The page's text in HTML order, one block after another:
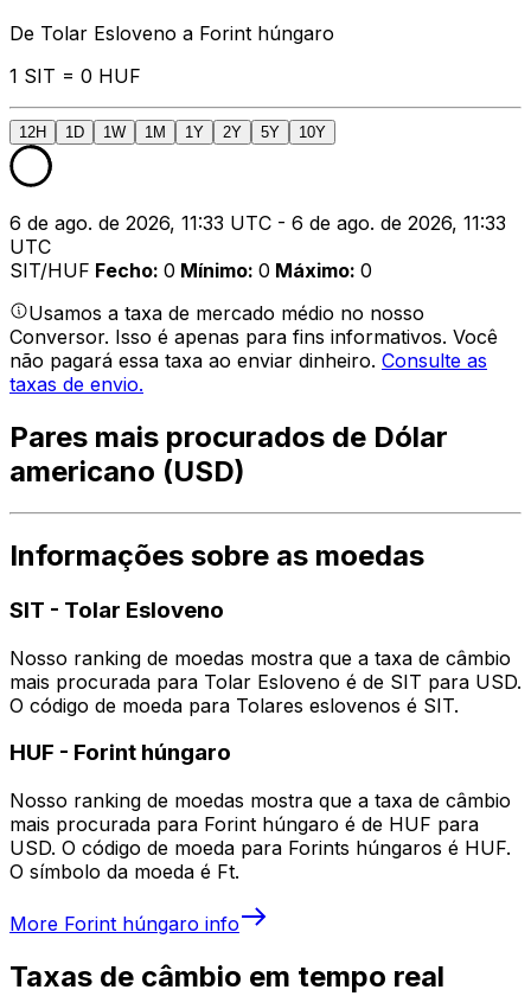
De Tolar Esloveno a Forint húngaro
1 SIT = 0 HUF
12H 1D 1W 1M 1Y 2Y 5Y 10Y
6 de ago. de 2026, 11:33 UTC - 6 de ago. de 2026, 11:33
UTC
SIT/HUF Fecho: 0 Mínimo: 0 Máximo: 0
Usamos a taxa de mercado médio no nosso
Conversor. Isso é apenas para fins informativos. Você
não pagará essa taxa ao enviar dinheiro. Consulte as
taxas de envio.
Pares mais procurados de Dólar
americano (USD)
Informações sobre as moedas
SIT - Tolar Esloveno
Nosso ranking de moedas mostra que a taxa de câmbio
mais procurada para Tolar Esloveno é de SIT para USD.
O código de moeda para Tolares eslovenos é SIT.
HUF - Forint húngaro
Nosso ranking de moedas mostra que a taxa de câmbio
mais procurada para Forint húngaro é de HUF para
USD. O código de moeda para Forints húngaros é HUF.
O símbolo da moeda é Ft.
More Forint húngaro info
Taxas de câmbio em tempo real